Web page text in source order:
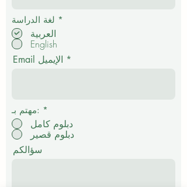
لغة الدراسة *
ي
العربية
English
Email الإيميل
مهتم بـ: *
دبلوم كامل
دبلوم قصير
سؤالكم